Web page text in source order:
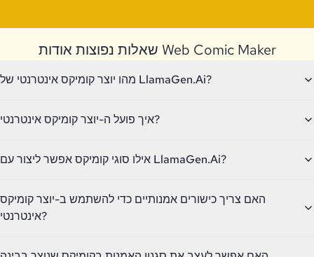
שאלות נפוצות אודות Web Comic Maker
מהו יוצר קומיקס אינטרנטי של LlamaGen.Ai?
איך פועל ה-יוצר קומיקס אינטרנטי?
אילו סוגי קומיקס אפשר ליצור עם LlamaGen.Ai?
האם צריך כישורים אמנותיים כדי להשתמש ב-יוצר קומיקס
אינטרנטי?